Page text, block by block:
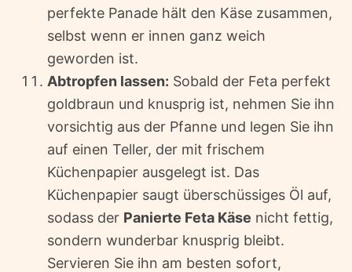
perfekte Panade hält den Käse zusammen,
selbst wenn er innen ganz weich
geworden ist.
Abtropfen lassen: Sobald der Feta perfekt
goldbraun und knusprig ist, nehmen Sie ihn
vorsichtig aus der Pfanne und legen Sie ihn
auf einen Teller, der mit frischem
Küchenpapier ausgelegt ist. Das
Küchenpapier saugt überschüssiges Öl auf,
sodass der Panierte Feta Käse nicht fettig,
sondern wunderbar knusprig bleibt.
Servieren Sie ihn am besten sofort,